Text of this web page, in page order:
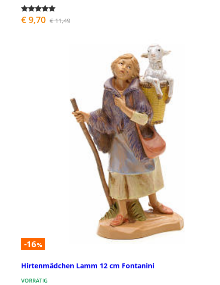
€ 9,70 € 11,49
-16%
Hirtenmädchen Lamm 12 cm Fontanini
VORRÄTIG